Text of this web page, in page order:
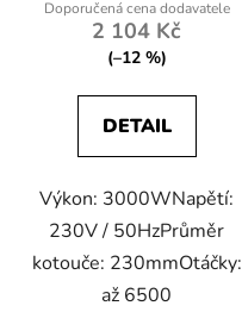
2 104 Kč
(–12 %)
DETAIL
Výkon: 3000WNapětí:
230V / 50HzPrůměr
kotouče: 230mmOtáčky:
až 6500